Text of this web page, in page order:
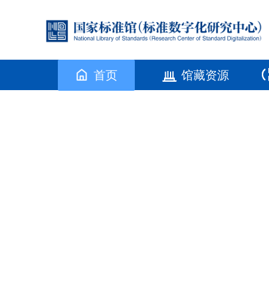
首页 馆藏资源